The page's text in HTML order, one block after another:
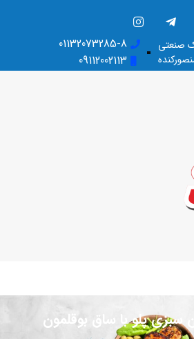
صنعتی
01132073285-8
09112002113
سبزی پلو با ساق بوقلمون